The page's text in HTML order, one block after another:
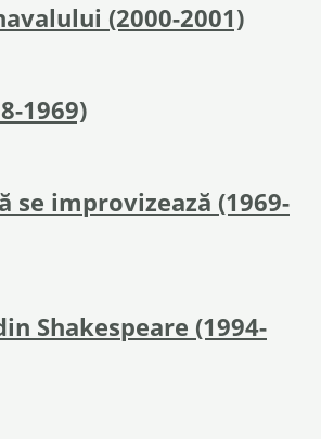
(2000-2001)
1969)
se improvizează (1969-
Shakespeare (1994-